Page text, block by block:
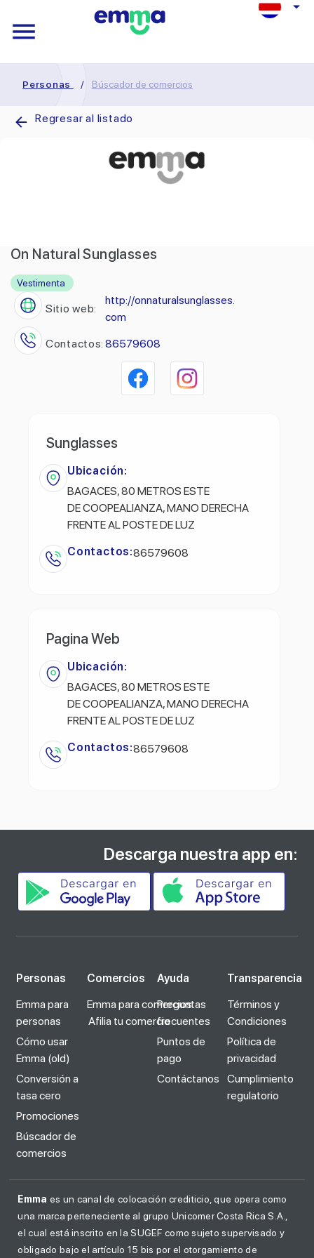
Personas / Búscador de comercios
Regresar al listado
On Natural Sunglasses
Vestimenta
Sitio web:
http://onnaturalsunglasses.
com
Contactos: 86579608
Sunglasses
Ubicación:
BAGACES, 80 METROS ESTE
DE COOPEALIANZA, MANO DERECHA
FRENTE AL POSTE DE LUZ
Contactos:86579608
Pagina Web
Ubicación:
BAGACES, 80 METROS ESTE
DE COOPEALIANZA, MANO DERECHA
FRENTE AL POSTE DE LUZ
Contactos:86579608
Descarga nuestra app en:
Personas
Emma para
personas
Cómo usar
Emma (old)
Conversión a
tasa cero
Promociones
Búscador de
comercios
Comercios
Emma para comercios
Afilia tu comercio
Ayuda
Preguntas
frecuentes
Puntos de
pago
Contáctanos
Transparencia
Términos y
Condiciones
Política de
privacidad
Cumplimiento
regulatorio
Emma es un canal de colocación crediticio, que opera como
una marca perteneciente al grupo Unicomer Costa Rica S.A.,
el cual está inscrito en la SUGEF como sujeto supervisado y
obligado bajo el artículo 15 bis por el otorgamiento de